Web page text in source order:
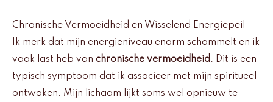
Chronische Vermoeidheid en Wisselend Energiepeil
Ik merk dat mijn energieniveau enorm schommelt en ik
vaak last heb van chronische vermoeidheid . Dit is een
typisch symptoom dat ik associeer met mijn spiritueel
ontwaken. Mijn lichaam lijkt soms wel opnieuw te